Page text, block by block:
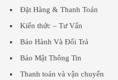
Đặt Hàng & Thanh Toán
Kiến thức – Tư Vấn
Bảo Hành Và Đổi Trả
Bảo Mật Thông Tin
Thanh toán và vận chuyển